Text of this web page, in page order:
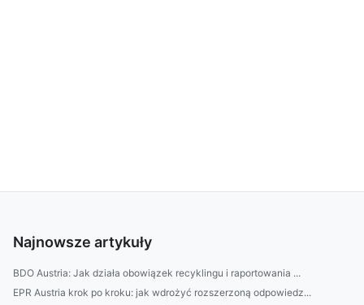
Najnowsze artykuły
BDO Austria: Jak działa obowiązek recyklingu i raportowania ...
EPR Austria krok po kroku: jak wdrożyć rozszerzoną odpowiedz...